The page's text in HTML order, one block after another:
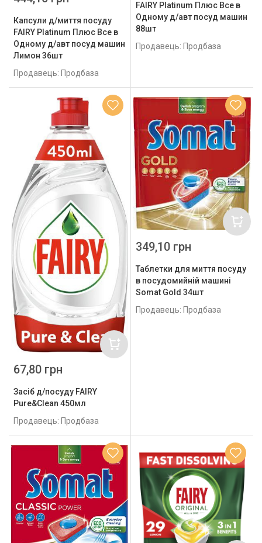
Капсули д/миття посуду
FAIRY Platinum Плюс Все в
Одному д/авт посуд машин
Лимон 36шт
Продавець: Продбаза
FAIRY Platinum Плюс Все в
Одному д/авт посуд машин
88шт
Продавець: Продбаза
Засіб д/посуду FAIRY
Pure&Clean 450мл
Продавець: Продбаза
67,80 грн
Таблетки для миття посуду
в посудомийній машині
Somat Gold 34шт
Продавець: Продбаза
349,10 грн